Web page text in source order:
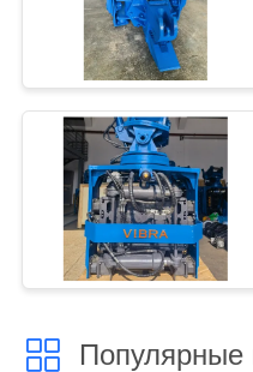
Популярные